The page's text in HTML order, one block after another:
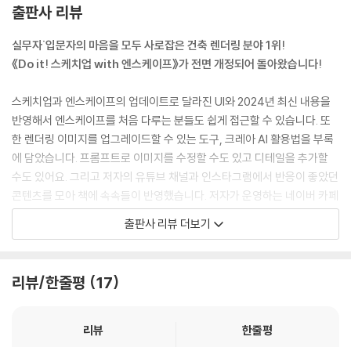
[렌더링 과제] 미술관의 밤 장면 렌더링하기
06 프로젝트 3: 레지던스 엘가
06-2 카메라의 구도 잡기
06-3 주변 건물과 사람 배치하기
06-4 조명 손쉽게 관리하기
06-5 건물이 돋보이는 빛 조절 방법
06-6 건물 파사드 재질 표현하기
06-7 장면 저장하기
[렌더링 과제] 하늘 분위기 다양하게 연출하기
07-1 아이소메트릭: 공유 오피스
07-2 매스 다이어그램: 레고 하우스
출판사 리뷰
실무자˙입문자의 마음을 모두 사로잡은 건축 렌더링 분야 1위!
《Do it! 스케치업 with 엔스케이프》가 전면 개정되어 돌아왔습니다!
스케치업과 엔스케이프의 업데이트로 달라진 UI와 2024년 최신 내용을
반영해서 엔스케이프를 처음 다루는 분들도 쉽게 접근할 수 있습니다. 또
한 렌더링 이미지를 업그레이드할 수 있는 도구, 크레아 AI 활용법을 부록
에 담았습니다. 프롬프트로 이미지를 수정할 수도 있고 디테일을 추가할
수도 있어요. 그리고 저자의 유튜브 채널과 인스타그램에서 반응이 좋았던
콘텐츠를 모아 책에 속속들이 반영했습니다. 저자가 운영하는 네이버 카페
에 올라온 질문들을 활용해 내용을 보강하여 책을 보다 알차게 구성했습니
엔스케이프로 단 5초 만에 렌더링하세요!
오늘도 V-Ray 렌더링 때문에 밤샘 작업을 하고 있나요? 렌더링이 중간에
출판사 리뷰 더보기
리뷰/한줄평 17
리뷰 한줄평